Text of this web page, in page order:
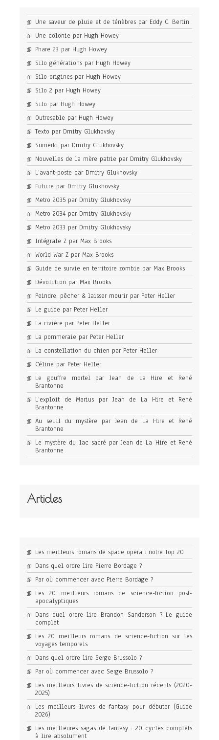
Une saveur de pluie et de ténèbres par Eddy C. Bertin
Une colonie par Hugh Howey
Phare 23 par Hugh Howey
Silo générations par Hugh Howey
Silo origines par Hugh Howey
Silo 2 par Hugh Howey
Silo par Hugh Howey
Outresable par Hugh Howey
Texto par Dmitry Glukhovsky
Sumerki par Dmitry Glukhovsky
Nouvelles de la mère patrie par Dmitry Glukhovsky
L’avant-poste par Dmitry Glukhovsky
Futu.re par Dmitry Glukhovsky
Metro 2035 par Dmitry Glukhovsky
Metro 2034 par Dmitry Glukhovsky
Metro 2033 par Dmitry Glukhovsky
Intégrale Z par Max Brooks
World War Z par Max Brooks
Guide de survie en territoire zombie par Max Brooks
Dévolution par Max Brooks
Peindre, pêcher & laisser mourir par Peter Heller
Le guide par Peter Heller
La rivière par Peter Heller
La pommeraie par Peter Heller
La constellation du chien par Peter Heller
Céline par Peter Heller
Le gouffre mortel par Jean de La Hire et René
Brantonne
L’exploit de Marius par Jean de La Hire et René
Brantonne
Au seuil du mystère par Jean de La Hire et René
Brantonne
Le mystère du lac sacré par Jean de La Hire et René
Brantonne
Articles
Les meilleurs romans de space opera : notre Top 20
Dans quel ordre lire Pierre Bordage ?
Par où commencer avec Pierre Bordage ?
Les 20 meilleurs romans de science-fiction post-
apocalyptiques
Dans quel ordre lire Brandon Sanderson ? Le guide
complet
Les 20 meilleurs romans de science-fiction sur les
voyages temporels
Dans quel ordre lire Serge Brussolo ?
Par où commencer avec Serge Brussolo ?
Les meilleurs livres de science-fiction récents (2020-
2025)
Les meilleurs livres de fantasy pour débuter (Guide
2026)
Les meilleures sagas de fantasy : 20 cycles complets
à lire absolument